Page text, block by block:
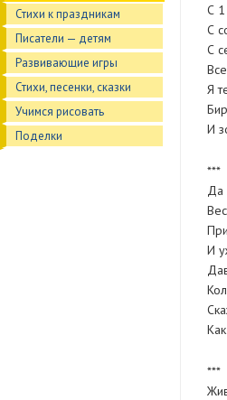
Стихи к праздникам
Писатели — детям
Развивающие игры
Стихи, песенки, сказки
Учимся рисовать
Поделки
С 1
С
С
Я
И
***
Да
И
***